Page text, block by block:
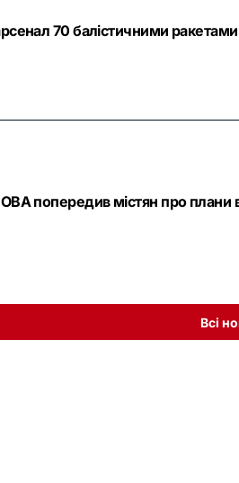
70 балістичними
попередив містян про плани
Всі